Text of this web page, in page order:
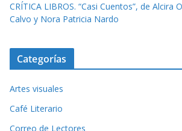
CRÍTICA LIBROS. “Casi Cuentos”, de Alcira
Calvo y Nora Patricia Nardo
Categorías
Artes visuales
Café Literario
Correo de Lectores